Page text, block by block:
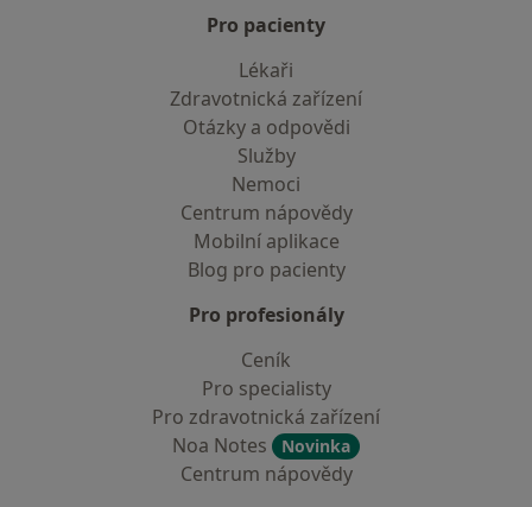
Pro pacienty
Lékaři
Zdravotnická zařízení
Otázky a odpovědi
Služby
Nemoci
Centrum nápovědy
Mobilní aplikace
Blog pro pacienty
Pro profesionály
Ceník
Pro specialisty
Pro zdravotnická zařízení
Noa Notes
Novinka
Centrum nápovědy